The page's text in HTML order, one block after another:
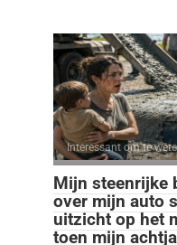
Interessant om te
Mijn steenrijke
over mijn auto
uitzicht op het
toen mijn